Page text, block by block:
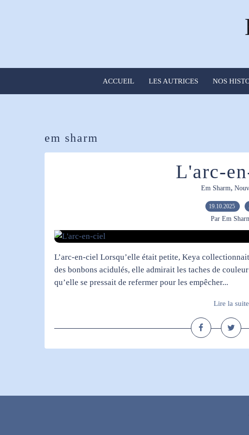
ACCUEIL LES AUTRICES NOS
em sharm
L'arc-
Em Sharm,
19.10.2025
Par Em
L’arc-en-ciel Lorsqu’elle était petite, Keya
des bonbons acidulés, elle admirait les taches de
qu’elle se pressait de refermer pour les empêcher...
Lire la suite